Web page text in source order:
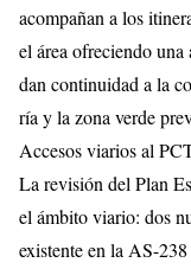
acompañan a los
el área ofreciendo
dan continuidad a la
ría y la zona verde
Accesos viarios al
La revisión del Plan
el ámbito viario: dos
existente en la AS-